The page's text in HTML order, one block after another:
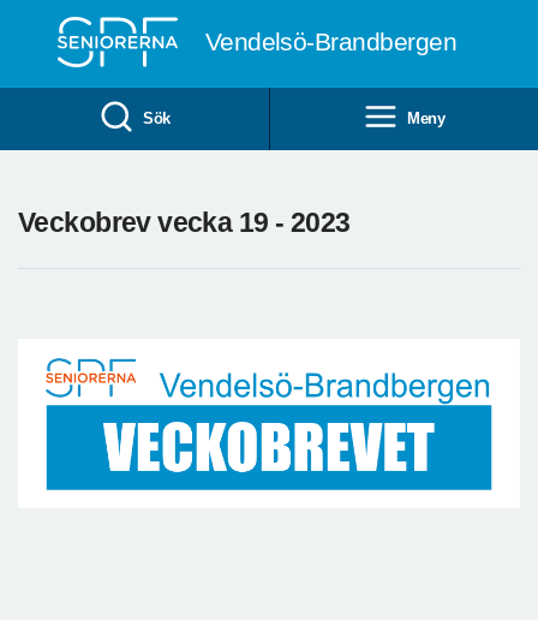
Vendelsö-Brandbergen
Sök Meny
Veckobrev vecka 19 - 2023